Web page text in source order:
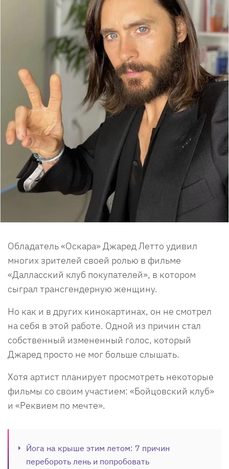
Обладатель «Оскара» Джаред Летто удивил
многих зрителей своей ролью в фильме
«Далласский клуб покупателей», в котором
сыграл трансгендерную женщину.
Но как и в других кинокартинах, он не смотрел
на себя в этой работе. Одной из причин стал
собственный измененный голос, который
Джаред просто не мог больше слышать.
Хотя артист планирует просмотреть некоторые
фильмы со своим участием: «Бойцовский клуб»
и «Реквием по мечте».
Йога на крыше этим летом: 7 причин
перебороть лень и попробовать